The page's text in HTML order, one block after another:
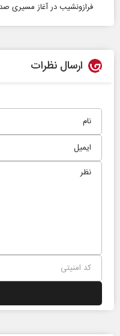
فرازونشیب در آغاز مسیری
ارسال نظرات